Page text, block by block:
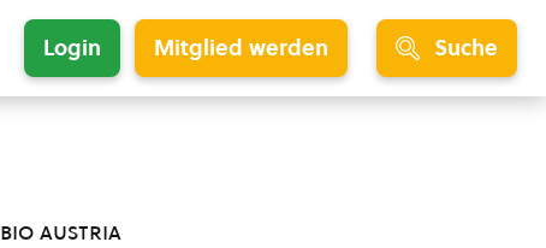
Login Mitglied werden Suche
bio austria